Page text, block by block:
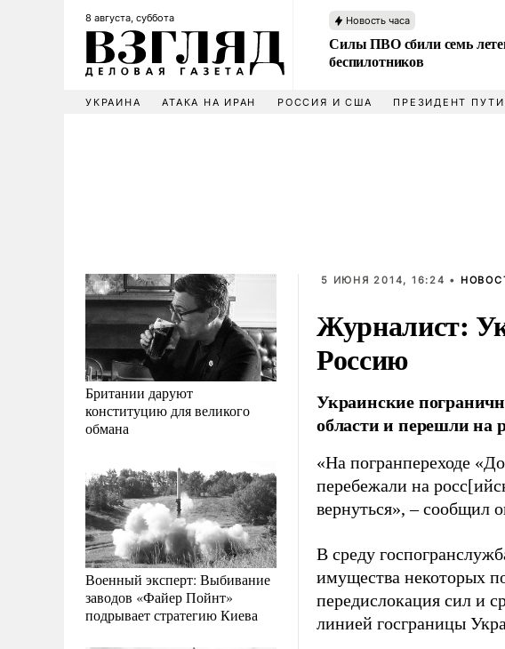
8 августа, суббота Новость часа
Силы ПВО сбили семь
беспилотников
УКРАИНА АТАКА НА ИРАН РОССИЯ И США ПРЕЗИДЕНТ
Британии даруют
конституцию для великого
обмана
Военный эксперт: Выбивание
заводов «Файер Пойнт»
подрывает стратегию Киева
5 ИЮНЯ 2014, 16:24 •
Журналист:
Россию
Украинские
области и перешли на
«На погранпереходе
перебежали на
вернуться»,–сообщил
В среду
имущества некоторых
передислокация сил и
линией госграницы